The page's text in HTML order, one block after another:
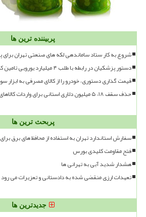
پربیننده ترین ها
شروع به کار ستاد ساماندهی لکه های صنعتی تهران برای
دستور پزشکیان در رابطه با طلب ۴ میلیارد یورویی تامین کنندگان کالاهای اساسی
قیمت گذاری دستوری، خودرو را از کالای مصرفی به ابزار
حذف سقف ۱۸، ۵ میلیون دلاری استانی برای واردات کالاهای اساسی از مرزها
پربحث ترین ها
سفارش استاندارد تهران به استفاده از محافظ های برق
فتح مقاومت کلیدی بورس
هشدار شدید آبی به تهرانی ها
تعهدات ارزی منقضی شده به دادستانی و تعزیرات می رود
جدیدترین ها